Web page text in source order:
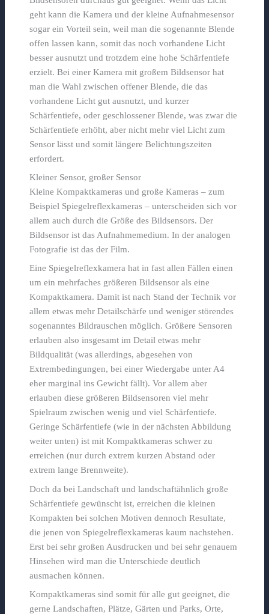
geht kann die Kamera und der kleine Aufnahmesensor
sogar ein Vorteil sein, weil man die sogenannte Blende
offen lassen kann, somit das noch vorhandene Licht
besser ausnutzt und trotzdem eine hohe Schärfentiefe
erzielt. Bei einer Kamera mit großem Bildsensor hat
man die Wahl zwischen offener Blende, die das
vorhandene Licht gut ausnutzt, und kurzer
Schärfentiefe, oder geschlossener Blende, was zwar die
Schärfentiefe erhöht, aber nicht mehr viel Licht zum
Sensor lässt und somit längere Belichtungszeiten
erfordert.
Kleiner Sensor, großer Sensor
Kleine Kompaktkameras und große Kameras – zum
Beispiel Spiegelreflexkameras – unterscheiden sich vor
allem auch durch die Größe des Bildsensors. Der
Bildsensor ist das Aufnahmemedium. In der analogen
Fotografie ist das der Film.
Eine Spiegelreflexkamera hat in fast allen Fällen einen
um ein mehrfaches größeren Bildsensor als eine
Kompaktkamera. Damit ist nach Stand der Technik vor
allem etwas mehr Detailschärfe und weniger störendes
sogenanntes Bildrauschen möglich. Größere Sensoren
erlauben also insgesamt im Detail etwas mehr
Bildqualität (was allerdings, abgesehen von
Extrembedingungen, bei einer Wiedergabe unter A4
eher marginal ins Gewicht fällt). Vor allem aber
erlauben diese größeren Bildsensoren viel mehr
Spielraum zwischen wenig und viel Schärfentiefe.
Geringe Schärfentiefe (wie in der nächsten Abbildung
weiter unten) ist mit Kompaktkameras schwer zu
erreichen (nur durch extrem kurzen Abstand oder
extrem lange Brennweite).
Doch da bei Landschaft und landschaftähnlich große
Schärfentiefe gewünscht ist, erreichen die kleinen
Kompakten bei solchen Motiven dennoch Resultate,
die jenen von Spiegelreflexkameras kaum nachstehen.
Erst bei sehr großen Ausdrucken und bei sehr genauem
Hinsehen wird man die Unterschiede deutlich
ausmachen können.
Kompaktkameras sind somit für alle gut geeignet, die
gerne Landschaften, Plätze, Gärten und Parks, Orte,